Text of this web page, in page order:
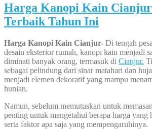
Harga Kanopi Kain
Terbaik Tahun Ini
Harga Kanopi Kain Cianjur- Di tengah
desain eksterior rumah, kanopi kain menjadi
diminati banyak orang, termasuk di Cianjur.
sebagai pelindung dari sinar matahari dan
menjadi elemen dekoratif yang mampu
hunian.
Namun, sebelum memutuskan untuk
penting untuk mengetahui berapa harga yang
serta faktor apa saja yang mempengaruhinya.